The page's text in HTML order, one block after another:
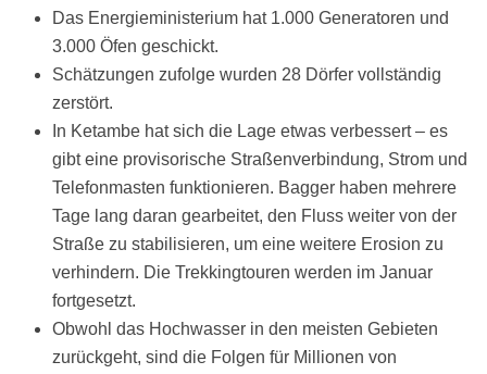
Das Energieministerium hat 1.000 Generatoren und
3.000 Öfen geschickt.
Schätzungen zufolge wurden 28 Dörfer vollständig
zerstört.
In Ketambe hat sich die Lage etwas verbessert – es
gibt eine provisorische Straßenverbindung, Strom und
Telefonmasten funktionieren. Bagger haben mehrere
Tage lang daran gearbeitet, den Fluss weiter von der
Straße zu stabilisieren, um eine weitere Erosion zu
verhindern. Die Trekkingtouren werden im Januar
fortgesetzt.
Obwohl das Hochwasser in den meisten Gebieten
zurückgeht, sind die Folgen für Millionen von